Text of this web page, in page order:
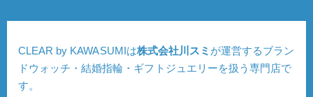
CLEAR by KAWASUMIは株式会社川スミ が運営するブラン
ドウォッチ・結婚指輪・ギフトジュエリーを扱う専門店で
す。